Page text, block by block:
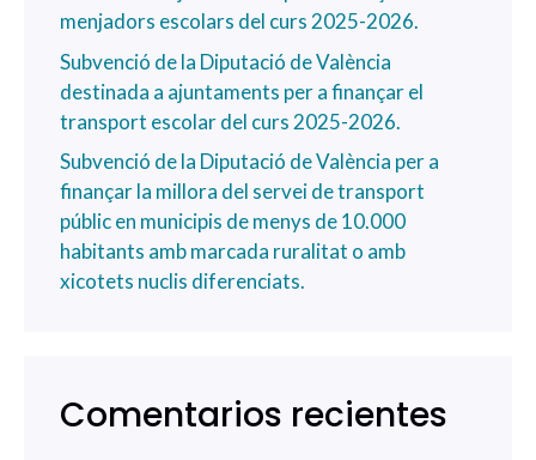
menjadors escolars del curs 2025-2026.
Subvenció de la Diputació de València
destinada a ajuntaments per a finançar el
transport escolar del curs 2025-2026.
Subvenció de la Diputació de València per a
finançar la millora del servei de transport
públic en municipis de menys de 10.000
habitants amb marcada ruralitat o amb
xicotets nuclis diferenciats.
Comentarios recientes